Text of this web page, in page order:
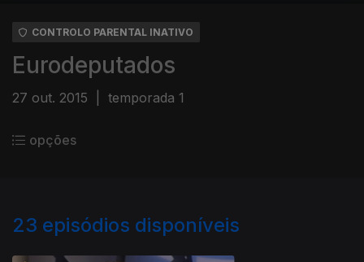
CONTROLO PARENTAL INATIVO
Eurodeputados
27 out. 2015 temporada 1
opções
23 episódios disponíveis